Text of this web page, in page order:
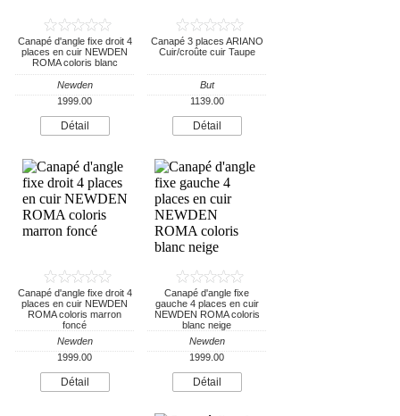
Canapé d'angle fixe droit 4
places en cuir NEWDEN
ROMA coloris blanc
Newden
1999.00
Détail
Canapé 3 places ARIANO
Cuir/croûte cuir Taupe
But
1139.00
Détail
Canapé d'angle fixe droit 4
places en cuir NEWDEN
ROMA coloris marron
foncé
Newden
1999.00
Détail
Canapé d'angle fixe
gauche 4 places en cuir
NEWDEN ROMA coloris
blanc neige
Newden
1999.00
Détail